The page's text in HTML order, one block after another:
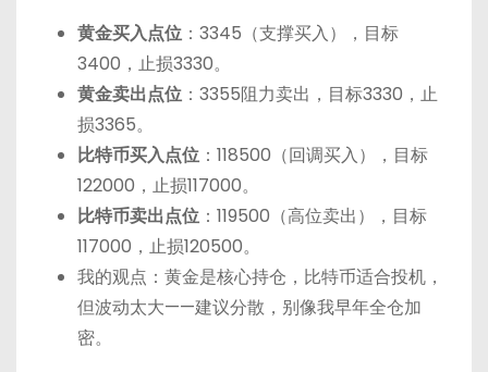
黄金买入点位 ：3345（支撑买入），目标
3400，止损3330。
黄金卖出点位 ：3355阻力卖出，目标3330，止
损3365。
比特币买入点位 ：118500（回调买入），目标
122000，止损117000。
比特币卖出点位 ：119500（高位卖出），目标
117000，止损120500。
我的观点：黄金是核心持仓，比特币适合投机，
但波动太大——建议分散，别像我早年全仓加
密。